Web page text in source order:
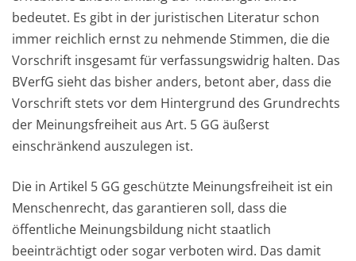
bedeutet. Es gibt in der juristischen Literatur schon
immer reichlich ernst zu nehmende Stimmen, die die
Vorschrift insgesamt für verfassungswidrig halten. Das
BVerfG sieht das bisher anders, betont aber, dass die
Vorschrift stets vor dem Hintergrund des Grundrechts
der Meinungsfreiheit aus Art. 5 GG äußerst
einschränkend auszulegen ist.
Die in Artikel 5 GG geschützte Meinungsfreiheit ist ein
Menschenrecht, das garantieren soll, dass die
öffentliche Meinungsbildung nicht staatlich
beeinträchtigt oder sogar verboten wird. Das damit